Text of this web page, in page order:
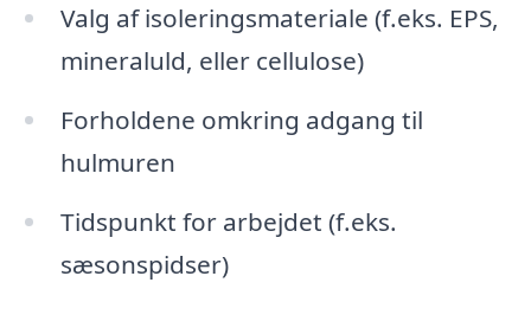
Valg af isoleringsmateriale (f.eks. EPS,
mineraluld, eller cellulose)
Forholdene omkring adgang til
hulmuren
Tidspunkt for arbejdet (f.eks.
sæsonspidser)